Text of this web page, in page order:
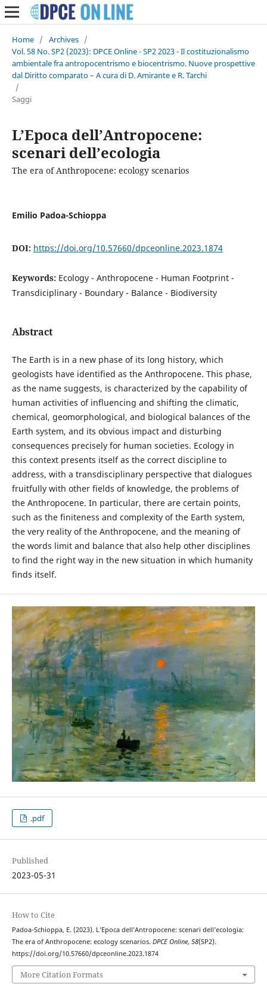
Home / Archives /
Vol. 58 No. SP2 (2023): DPCE Online - SP2 2023 - Il costituzionalismo
ambientale fra antropocentrismo e biocentrismo. Nuove prospettive
dal Diritto comparato – A cura di D. Amirante e R. Tarchi
/
Saggi
L’Epoca dell’Antropocene:
scenari dell’ecologia
The era of Anthropocene: ecology scenarios
Emilio Padoa-Schioppa
DOI: https://doi.org/10.57660/dpceonline.2023.1874
Keywords: Ecology - Anthropocene - Human Footprint -
Transdiciplinary - Boundary - Balance - Biodiversity
Abstract
The Earth is in a new phase of its long history, which
geologists have identified as the Anthropocene. This phase,
as the name suggests, is characterized by the capability of
human activities of influencing and shifting the climatic,
chemical, geomorphological, and biological balances of the
Earth system, and its obvious impact and disturbing
consequences precisely for human societies. Ecology in
this context presents itself as the correct discipline to
address, with a transdisciplinary perspective that dialogues
fruitfully with other fields of knowledge, the problems of
the Anthropocene. In particular, there are certain points,
such as the finiteness and complexity of the Earth system,
the very reality of the Anthropocene, and the meaning of
the words limit and balance that also help other disciplines
to find the right way in the new situation in which humanity
finds itself.
.pdf
Published
2023-05-31
How to Cite
Padoa-Schioppa, E. (2023). L’Epoca dell’Antropocene: scenari dell’ecologia:
The era of Anthropocene: ecology scenarios. DPCE Online, 58(SP2).
https://doi.org/10.57660/dpceonline.2023.1874
More Citation Formats